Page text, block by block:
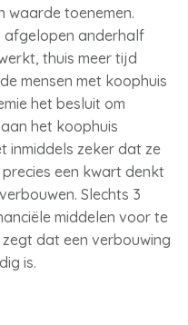
waarde toenemen.
afgelopen anderhalf
thuis meer tijd
mensen met koophuis
het besluit om
het koophuis
inmiddels zeker dat ze
een kwart denkt
Slechts 3
middelen voor te
dat een verbouwing
is.